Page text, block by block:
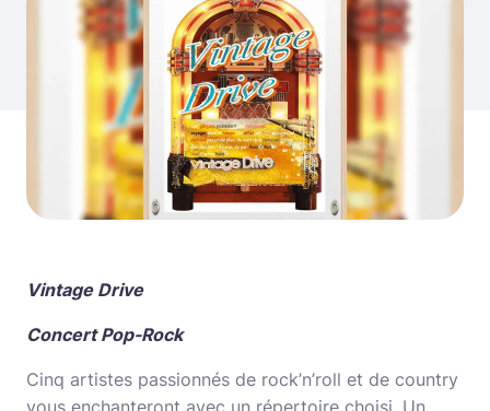
Vintage Drive
Concert Pop-Rock
Cinq artistes passionnés de rock’n’roll et de country
vous enchanteront avec un répertoire choisi. Un